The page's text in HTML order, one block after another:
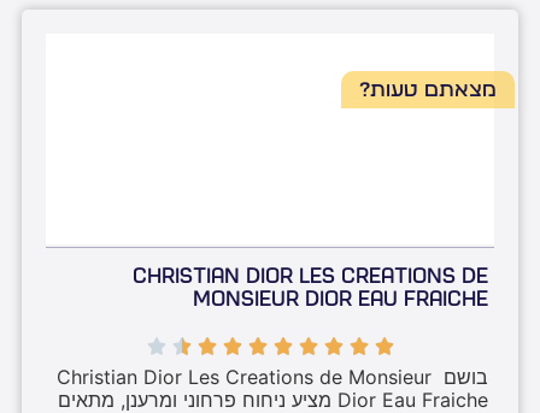
מצאתם טעות?
Christian Dior Les Creations de
Monsieur Dior Eau Fraiche
בושם Christian Dior Les Creations de Monsieur
Dior Eau Fraiche מציע ניחוח פרחוני ומרענן, מתאים